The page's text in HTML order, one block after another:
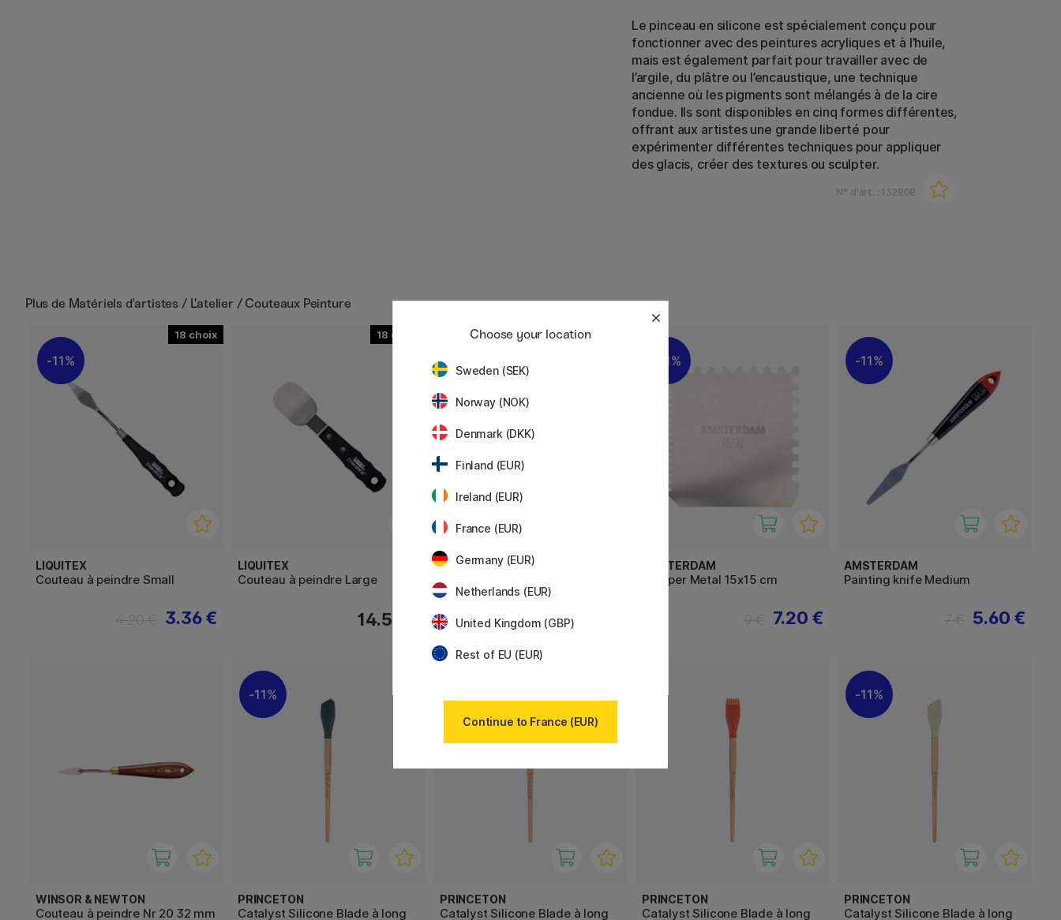
Le pinceau en silicone est spécialement conçu pour
fonctionner avec des peintures acryliques et à l’huile,
mais est également parfait pour travailler avec de
l’argile, du plâtre ou l’encaustique, une technique
ancienne où les pigments sont mélangés à de la cire
fondue. Ils sont disponibles en cinq formes différentes,
offrant aux artistes une grande liberté pour
expérimenter différentes techniques pour appliquer
des glacis, créer des textures ou sculpter.
N° d'art. : 132808
Plus de Matériels d'artistes / L'atelier / Couteaux Peinture
18
11%
LIQUITEX
Couteau à peindre Small
3.36 €
18
LIQUITEX
Couteau à peindre Large
14.50 €
AMSTERDAM
Painting knife #1 Large Triangle
17.50 €
11%
AMSTERDAM
Scraper Metal 15x15 cm
7.20 €
11%
AMSTERDAM
Painting knife Medium
5.60 €
WINSOR & NEWTON
Couteau à peindre Nr 20 32 mm
11%
PRINCETON
Catalyst Silicone Blade à long
PRINCETON
Catalyst Silicone Blade à long
PRINCETON
Catalyst Silicone Blade à long
11%
PRINCETON
Catalyst Silicone Blade à long
Choose your location
Sweden (SEK)
Norway (NOK)
Denmark (DKK)
Finland (EUR)
Ireland (EUR)
France (EUR)
Germany (EUR)
Netherlands (EUR)
United Kingdom (GBP)
Rest of EU (EUR)
Continue to France (EUR)